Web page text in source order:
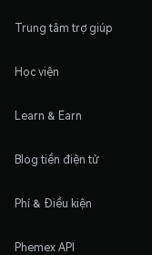
Trung tâm trợ giúp
Học viện
Learn & Earn
Blog tiền điện tử
Phí & Điều kiện
Phemex API